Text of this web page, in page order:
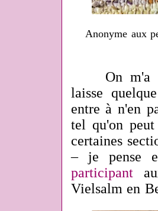
Anonyme aux
On m'a
laisse
entre à n'en
tel qu'on
certaines
– je pense
participant
Vielsalm en